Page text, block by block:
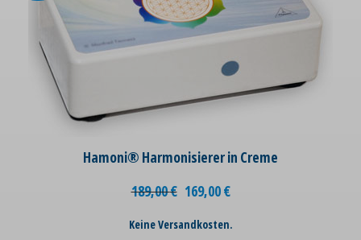
Hamoni® Harmonisierer in Creme
189,00€ 169,00€
Keine Versandkosten.